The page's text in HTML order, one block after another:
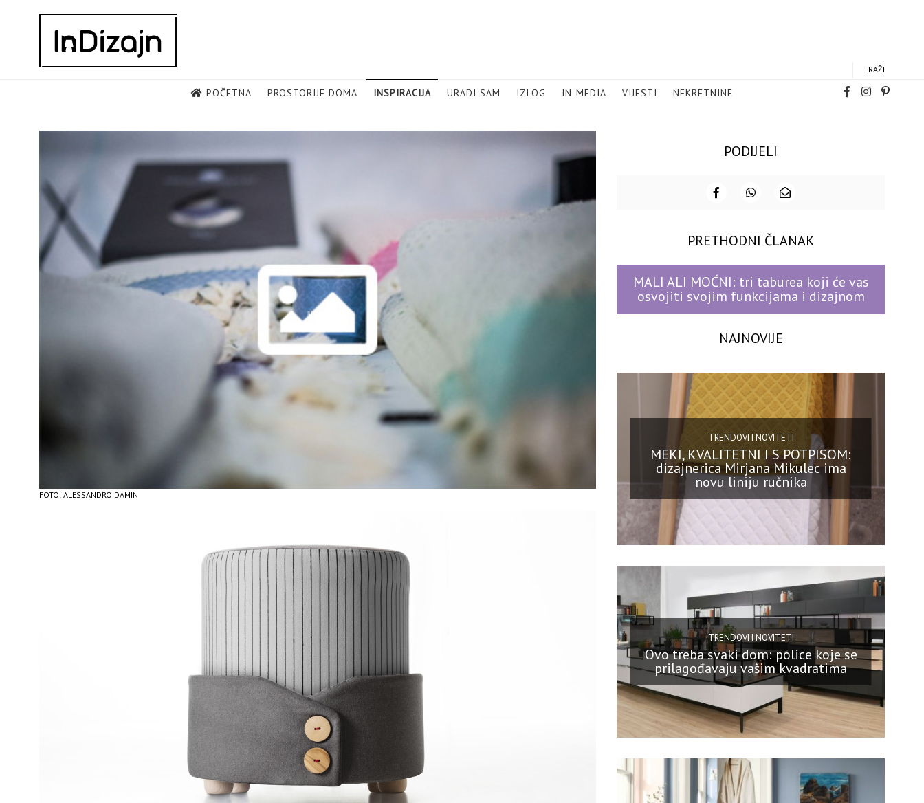
TRAŽI
POČETNA PROSTORIJE DOMA INSPIRACIJA URADI SAM IZLOG IN-MEDIA VIJESTI NEKRETNINE
FOTO: ALESSANDRO DAMIN
PODIJELI
PRETHODNI ČLANAK
MALI ALI MOĆNI: tri taburea koji će vas
osvojiti svojim funkcijama i dizajnom
NAJNOVIJE
TRENDOVI I NOVITETI
MEKI, KVALITETNI I S POTPISOM:
dizajnerica Mirjana Mikulec ima
novu liniju ručnika
TRENDOVI I NOVITETI
Ovo treba svaki dom: police koje se
prilagođavaju vašim kvadratima